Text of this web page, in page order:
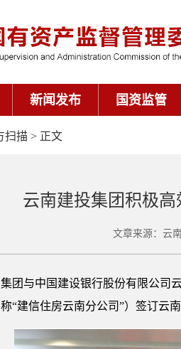
新闻发布 国资监管
扫描 > 正文
云南建投集团积极
文章来源：云
团与中国建设银行股份有限公司
“建信住房云南分公司”）签订云